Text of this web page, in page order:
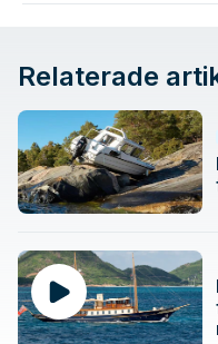
Relaterade